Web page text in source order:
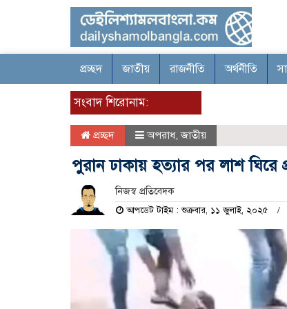
প্রচ্ছদ জাতীয় রাজনীতি অর্থনীতি
সংবাদ শিরোনাম:
প্রচ্ছদ অপরাধ,জাতীয়
পুরান ঢাকায় হত্যার পর লাশ ঘিরে
নিজস্ব প্রতিবেদক
আপডেট টাইম : শুক্রবার, ১১ জুলাই, ২০২৫